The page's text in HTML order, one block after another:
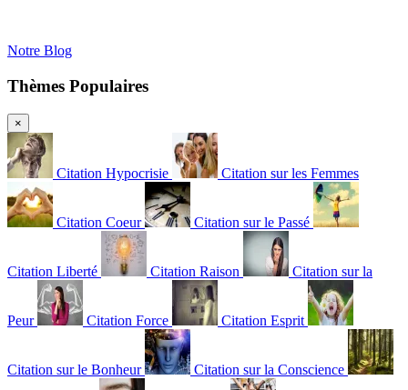
Notre Blog
Thèmes Populaires
×
Citation Hypocrisie Citation sur les Femmes
Citation Coeur Citation sur le Passé
Citation Liberté Citation Raison Citation sur la
Peur Citation Force Citation Esprit
Citation sur le Bonheur Citation sur la Conscience